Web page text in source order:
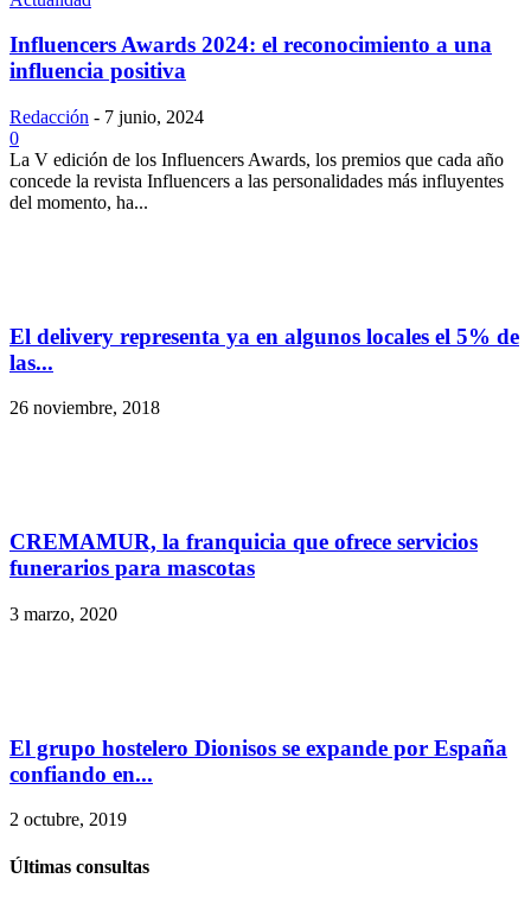
Influencers Awards 2024: el reconocimiento a una
influencia positiva
Redacción - 7 junio, 2024
0
La V edición de los Influencers Awards, los premios que cada año
concede la revista Influencers a las personalidades más influyentes
del momento, ha...
El delivery representa ya en algunos locales el 5% de
las...
26 noviembre, 2018
CREMAMUR, la franquicia que ofrece servicios
funerarios para mascotas
3 marzo, 2020
El grupo hostelero Dionisos se expande por España
confiando en...
2 octubre, 2019
Últimas consultas